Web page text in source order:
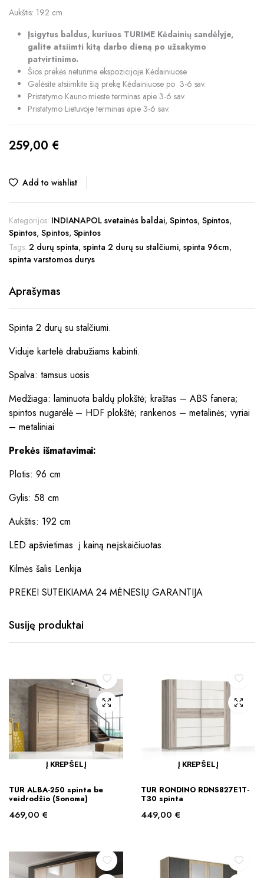
Aukštis: 192 cm
Įsigytus baldus, kuriuos TURIME Kėdainių sandėlyje,
galite atsiimti kitą darbo dieną po užsakymo
patvirtinimo.
Šios prekės neturime ekspozicijoje Kėdainiuose
Galėsite atsiimkite šią prekę Kėdainiuose po 3-6 sav.
Pristatymo Kauno mieste terminas apie 3-6 sav.
Pristatymo Lietuvoje terminas apie 3-6 sav.
259,00 €
Add to wishlist
Kategorijos: INDIANAPOL svetainės baldai, Spintos, Spintos,
Spintos, Spintos, Spintos
Tags: 2 durų spinta,spinta 2 durų su stalčiumi, spinta 96cm,
spinta varstomos durys
Aprašymas
Spinta 2 durų su stalčiumi.
Viduje kartelė drabužiams kabinti.
Spalva: tamsus uosis
Medžiaga: laminuota baldų plokštė; kraštas – ABS fanera;
spintos nugarėlė – HDF plokštė; rankenos – metalinės; vyriai
– metaliniai
Prekės išmatavimai:
Plotis: 96 cm
Gylis: 58 cm
Aukštis: 192 cm
LED apšvietimas į kainą neįskaičiuotas.
Kilmės šalis Lenkija
PREKEI SUTEIKIAMA 24 MĖNESIŲ GARANTIJA
Susiję produktai
Į KREPŠELĮ
TUR ALBA-250 spinta be
veidrodžio (Sonoma)
469,00 €
Į KREPŠELĮ
TUR RONDINO RDNS827E1T-
T30 spinta
449,00 €